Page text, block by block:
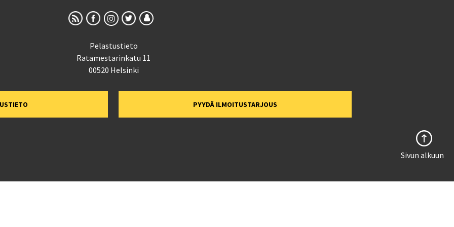
Pelastustieto
Ratamestarinkatu 11
00520 Helsinki
PYYDÄ ILMOITUSTARJOUS
Sivun alkuun